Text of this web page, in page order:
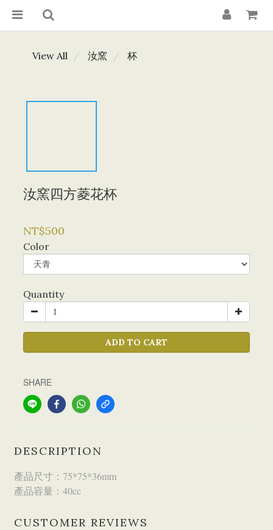
View All 汝窯 杯
汝窯四方菱花杯
NT$500
Color
Quantity
ADD TO CART
SHARE
DESCRIPTION
產品尺寸：75*75*36mm
產品容量：40cc
CUSTOMER REVIEWS